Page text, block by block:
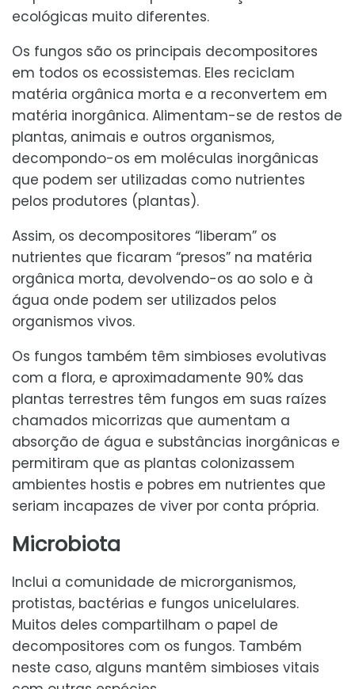
ecológicas muito diferentes.
Os fungos são os principais decompositores
em todos os ecossistemas. Eles reciclam
matéria orgânica morta e a reconvertem em
matéria inorgânica. Alimentam-se de restos de
plantas, animais e outros organismos,
decompondo-os em moléculas inorgânicas
que podem ser utilizadas como nutrientes
pelos produtores (plantas).
Assim, os decompositores “liberam” os
nutrientes que ficaram “presos” na matéria
orgânica morta, devolvendo-os ao solo e à
água onde podem ser utilizados pelos
organismos vivos.
Os fungos também têm simbioses evolutivas
com a flora, e aproximadamente 90% das
plantas terrestres têm fungos em suas raízes
chamados micorrizas que aumentam a
absorção de água e substâncias inorgânicas e
permitiram que as plantas colonizassem
ambientes hostis e pobres em nutrientes que
seriam incapazes de viver por conta própria.
Microbiota
Inclui a comunidade de microrganismos,
protistas, bactérias e fungos unicelulares.
Muitos deles compartilham o papel de
decompositores com os fungos. Também
neste caso, alguns mantêm simbioses vitais